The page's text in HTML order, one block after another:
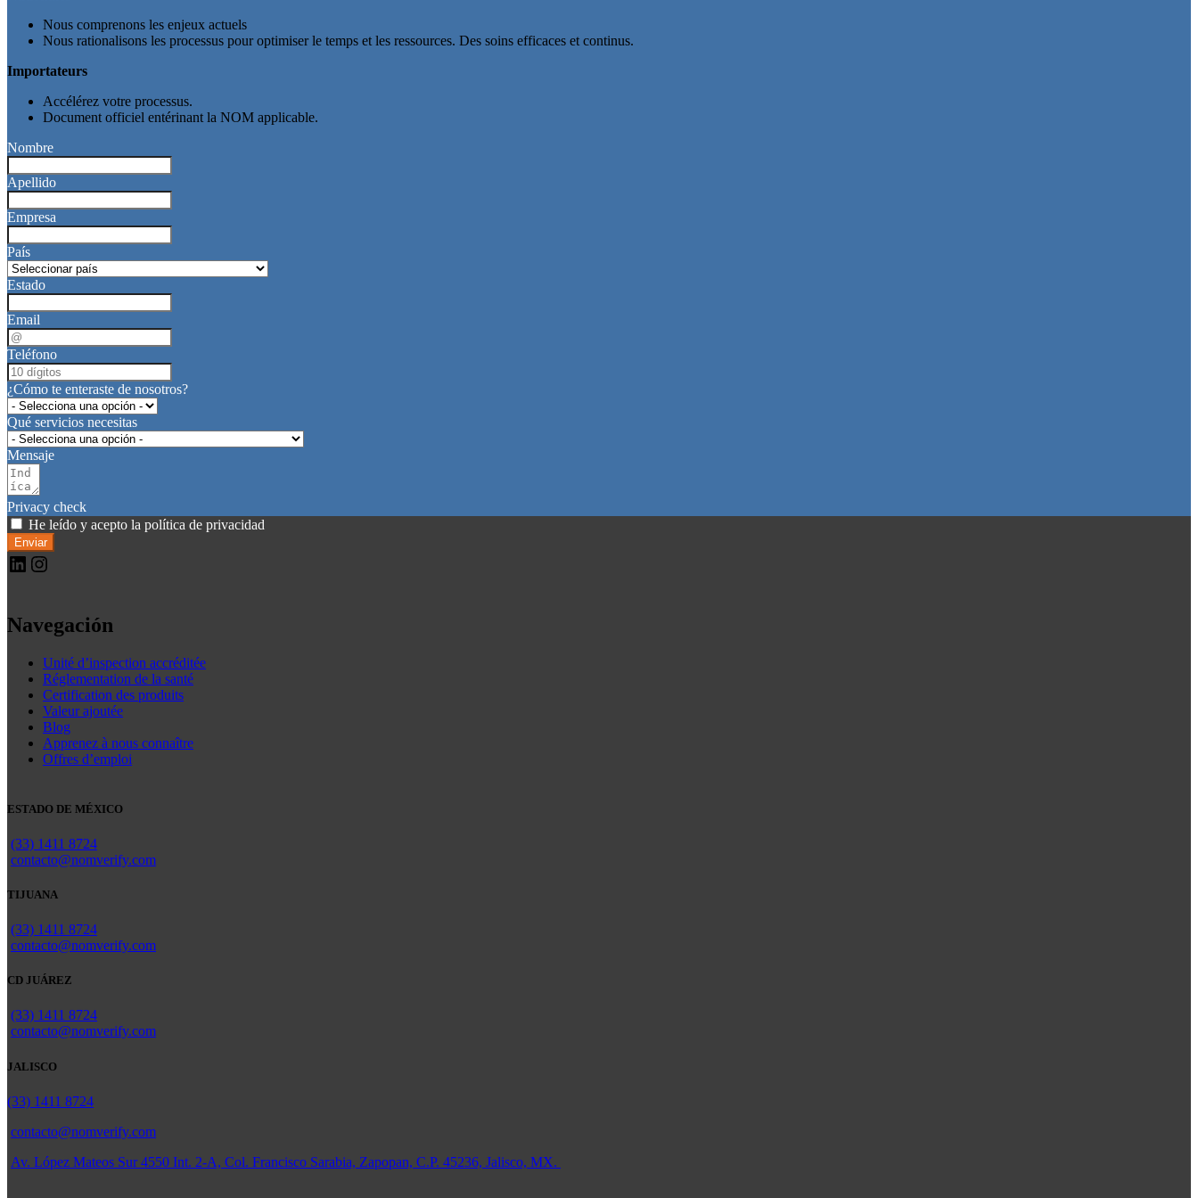
Nous comprenons les enjeux actuels
Nous rationalisons les processus pour optimiser le temps et les ressources. Des soins efficaces et continus.
Importateurs
Accélérez votre processus.
Document officiel entérinant la NOM applicable.
Nombre
Apellido
Empresa
País
Estado
Email
Teléfono
¿Cómo te enteraste de nosotros?
Qué servicios necesitas
Mensaje
Privacy check
He leído y acepto la política de privacidad
Enviar
LinkedIn
Instagram
Navegación
Unité d’inspection accréditée
Réglementation de la santé
Certification des produits
Valeur ajoutée
Blog
Apprenez à nous connaître
Offres d’emploi
ESTADO DE MÉXICO
(33) 1411 8724
contacto@nomverify.com
TIJUANA
(33) 1411 8724
contacto@nomverify.com
CD JUÁREZ
(33) 1411 8724
contacto@nomverify.com
JALISCO
(33) 1411 8724
contacto@nomverify.com
Av. López Mateos Sur 4550 Int. 2-A, Col. Francisco Sarabia, Zapopan, C.P. 45236, Jalisco, MX.